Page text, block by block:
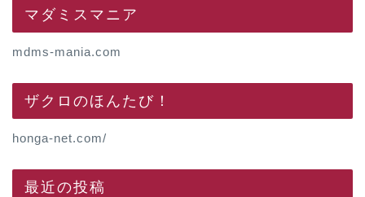
マダミスマニア
mdms-mania.com
ザクロのほんたび！
honga-net.com/
最近の投稿